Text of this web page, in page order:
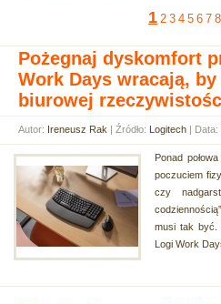
1 2 3 4 5 6 7 8
Pożegnaj dyskomfort
Work Days wracają,
biurowej
Autor: Ireneusz Rak | Źródło: Logitech | Data:
Ponad
poczuciem
czy
musi tak być.
Logi Work